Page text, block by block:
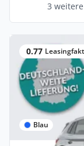
3
0.77
Blau